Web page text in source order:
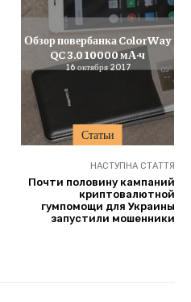
Статьи
Обзор повербанка ColorWay
QC 3.0 10000 мА·ч
16 октября 2017
НАСТУПНА СТАТТЯ
Почти половину кампаний
криптовалютной
гумпомощи для Украины
запустили мошенники